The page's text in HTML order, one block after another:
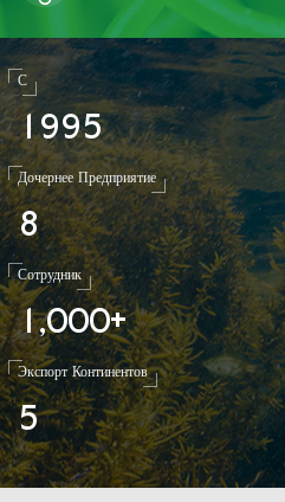
С
1 995
Дочернее Предприятие
8
Сотрудник
1 ,000+
Экспорт Континентов
5